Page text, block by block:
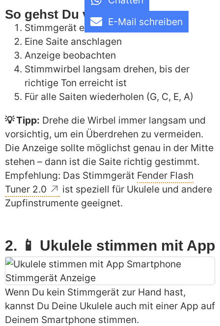
So gehst Du vor:
Stimmgerät einschalten
Eine Saite anschlagen
Anzeige beobachten
Stimmwirbel langsam drehen, bis der
richtige Ton erreicht ist
Für alle Saiten wiederholen (G, C, E, A)
💡 Tipp: Drehe die Wirbel immer langsam und
vorsichtig, um ein Überdrehen zu vermeiden.
Die Anzeige sollte möglichst genau in der Mitte
stehen – dann ist die Saite richtig gestimmt.
Empfehlung: Das Stimmgerät Fender Flash
Tuner 2.0
ist speziell für Ukulele und andere
Zupfinstrumente geeignet.
2. 📱 Ukulele stimmen mit App
Wenn Du kein Stimmgerät zur Hand hast,
kannst Du Deine Ukulele auch mit einer App auf
Deinem Smartphone stimmen.
E-Mail schreiben